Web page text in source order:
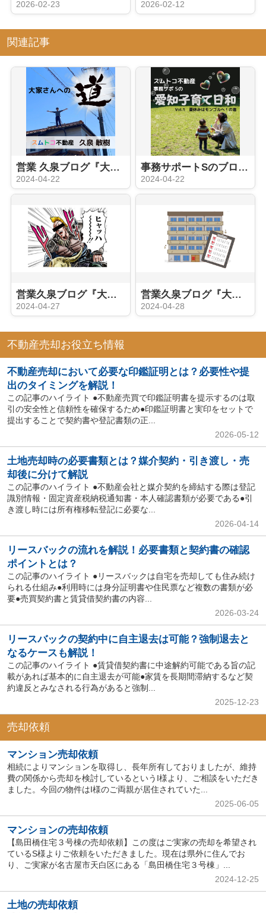
2026-02-23 2026-02-12
関連記事
営業 久泉ブログ『大家さんへの道 ①』
2024-04-22
事務サポートSのブログ『え？日本にいながらにしてモンゴル旅？』
2024-04-22
営業久泉ブログ『大家さんへの道②（久泉立志編）』
2024-04-27
営業久泉ブログ『大家さんへの道③（インプット セミナー編）』
2024-04-28
不動産売却お役立ち情報
不動産売却において必要な印鑑証明とは？必要性や提
出のタイミングを解説！
この記事のハイライト ●不動産売買で印鑑証明書を提示するのは取
引の安全性と信頼性を確保するため●印鑑証明書と実印をセットで
提出することで契約書や登記書類の正...
2026-05-12
土地売却時の必要書類とは？媒介契約・引き渡し・売
却後に分けて解説
この記事のハイライト ●不動産会社と媒介契約を締結する際は登記
識別情報・固定資産税納税通知書・本人確認書類が必要である●引
き渡し時には所有権移転登記に必要な...
2026-04-14
リースバックの流れを解説！必要書類と契約書の確認
ポイントとは？
この記事のハイライト ●リースバックは自宅を売却しても住み続け
られる仕組み●利用時には身分証明書や住民票など複数の書類が必
要●売買契約書と賃貸借契約書の内容...
2026-03-24
リースバックの契約中に自主退去は可能？強制退去と
なるケースも解説！
この記事のハイライト ●賃貸借契約書に中途解約可能である旨の記
載があれば基本的に自主退去が可能●家賃を長期間滞納するなど契
約違反とみなされる行為があると強制...
2025-12-23
売却依頼
マンション売却依頼
相続によりマンションを取得し、長年所有しておりましたが、維持
費の関係から売却を検討しているというI様より、ご相談をいただき
ました。今回の物件はI様のご両親が居住されていた...
2025-06-05
マンションの売却依頼
【島田橋住宅３号棟の売却依頼】この度はご実家の売却を希望され
ているS様よりご依頼をいただきました。現在は県外に住んでお
り、ご実家が名古屋市天白区にある「島田橋住宅３号棟」...
2024-12-25
土地の売却依頼